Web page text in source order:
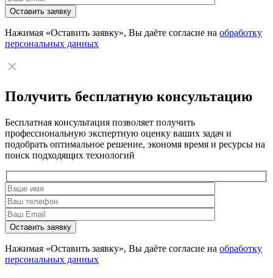
Нажимая «Оставить заявку», Вы даёте согласие на обработку
персональных данных
Получить бесплатную консультацию
Бесплатная консультация позволяет получить
профессиональную экспертную оценку ваших задач и
подобрать оптимальное решение, экономя время и ресурсы на
поиск подходящих технологий
Нажимая «Оставить заявку», Вы даёте согласие на обработку
персональных данных